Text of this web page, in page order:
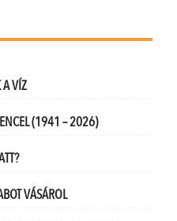
A VÍZ
(1941 – 2026)
VÁSÁROL